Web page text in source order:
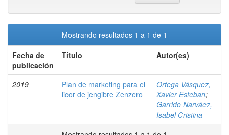
Mostrando resultados 1 a 1 de 1
Fecha de
publicación
Título Autor(es)
2019
Plan de marketing para el
licor de jengibre Zenzero
Ortega Vásquez,
Xavier Esteban;
Garrido Narváez,
Isabel Cristina